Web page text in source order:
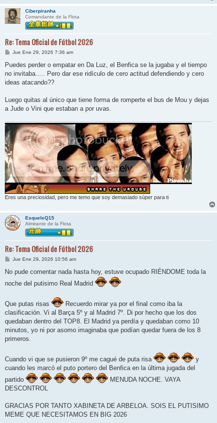
Ciberpiranha
Comandante de la Flota
Re: Tema Oficial de Fútbol 2026
M
n
a
j
Jue Ene 29, 2026 7:36 am
Puedes perder o empatar en Da Luz, el Benfica se la jugaba y el tiempo
no invitaba..... Pero dar ese ridículo de cero actitud defendiendo y cero
ideas atacando??
Luego quitas al único que tiene forma de romperte el bus de Mou y dejas
a Jude o Vini que estaban a por uvas.
Eres una preciosidad, pero me temo que soy demasiado súper para ti
EsqueleQ15
Almirante de la Flota
Re: Tema Oficial de Fútbol 2026
M
n
a
Jue Ene 29, 2026 10:56 am
No pude comentar nada hasta hoy, estuve ocupado RIÉNDOME toda la
noche del putisimo Real Madrid
Que putas risas
Recuerdo mirar ya por el final como iba la
clasificación. Vi al Barça 5º y al Madrid 7º. Di por hecho que los dos
quedaban dentro del TOP8. El Madrid ya perdía y quedaban como 10
minutos, yo ni por asomo imaginaba que podían quedar fuera de los 8
primeros.
Cuando vi que se pusieron 9º me cagué de puta risa
y
cuando les marcó el puto portero del Benfica en la última jugada del
partido
MENUDA NOCHE. VAYA
DESCONTROL
GRACIAS POR TANTO XABINETA DE ARBELOA. SOIS EL PUTISIMO
MEME QUE NECESITAMOS EN BIG 2026